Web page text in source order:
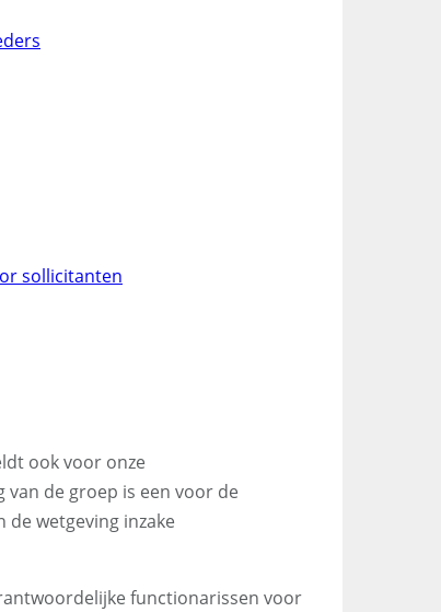
sollicitanten
ook voor onze
de groep is een voor de
wetgeving inzake
functionarissen voor